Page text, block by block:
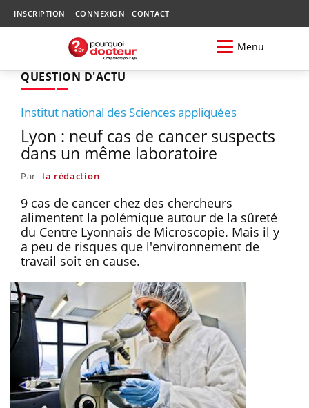
INSCRIPTION CONNEXION CONTACT
Menu
QUESTION D'ACTU
Institut national des Sciences appliquées
Lyon : neuf cas de cancer suspects
dans un même laboratoire
Par la rédaction
9 cas de cancer chez des chercheurs
alimentent la polémique autour de la sûreté
du Centre Lyonnais de Microscopie. Mais il y
a peu de risques que l'environnement de
travail soit en cause.